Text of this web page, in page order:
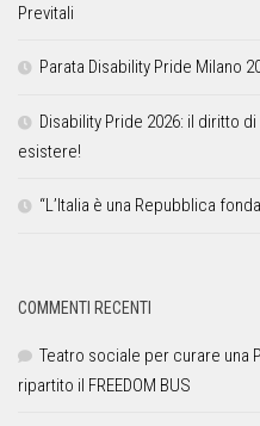
Previtali
Parata Disability Pride Milano
Disability Pride 2026: il diritto
esistere!
“L’Italia è una Repubblica
COMMENTI RECENTI
Teatro sociale per curare una
ripartito il FREEDOM BUS